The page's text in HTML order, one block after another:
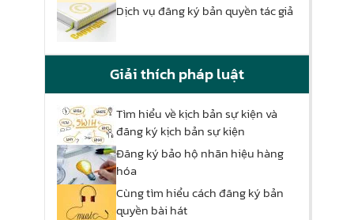
Dịch vụ đăng ký bản quyền tác giả
Giải thích pháp luật
Tìm hiểu về kịch bản sự kiện và
đăng ký kịch bản sự kiện
Đăng ký bảo hộ nhãn hiệu hàng
hóa
Cùng tìm hiểu cách đăng ký bản
quyền bài hát